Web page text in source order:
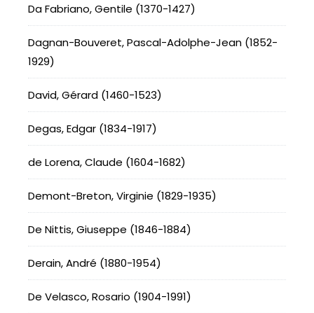
Da Fabriano, Gentile (1370-1427)
Dagnan-Bouveret, Pascal-Adolphe-Jean (1852-
1929)
David, Gérard (1460-1523)
Degas, Edgar (1834-1917)
de Lorena, Claude (1604-1682)
Demont-Breton, Virginie (1829-1935)
De Nittis, Giuseppe (1846-1884)
Derain, André (1880-1954)
De Velasco, Rosario (1904-1991)